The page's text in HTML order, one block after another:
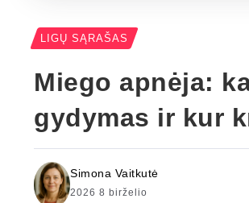
LIGŲ SĄRAŠAS
Miego apnėja:
gydymas ir kur
Simona Vaitkutė
2026 8 birželio